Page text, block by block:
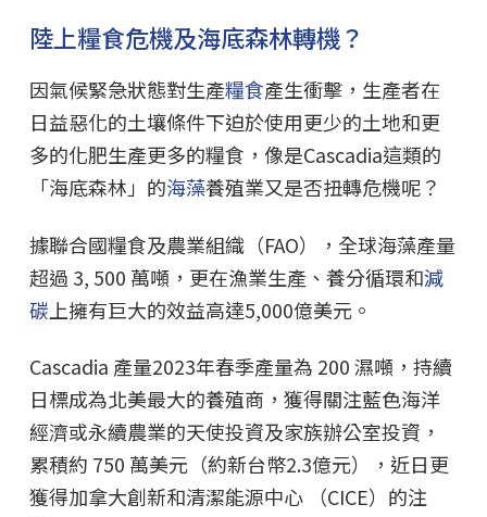
陸上糧食危機及海底森林轉機？
因氣候緊急狀態對生產糧食產生衝擊，生產者在
日益惡化的土壤條件下迫於使用更少的土地和更
多的化肥生產更多的糧食，像是Cascadia這類的
「海底森林」的海藻養殖業又是否扭轉危機呢？
據聯合國糧食及農業組織（FAO），全球海藻產量
超過 3, 500 萬噸，更在漁業生產、養分循環和減
碳 上擁有巨大的效益高達5,000億美元。
Cascadia 產量2023年春季產量為 200 濕噸，持續
日標成為北美最大的養殖商，獲得關注藍色海洋
經濟或永續農業的天使投資及家族辦公室投資，
累積約 750 萬美元（約新台幣2.3億元），近日更
獲得加拿大創新和清潔能源中心 （CICE）的注